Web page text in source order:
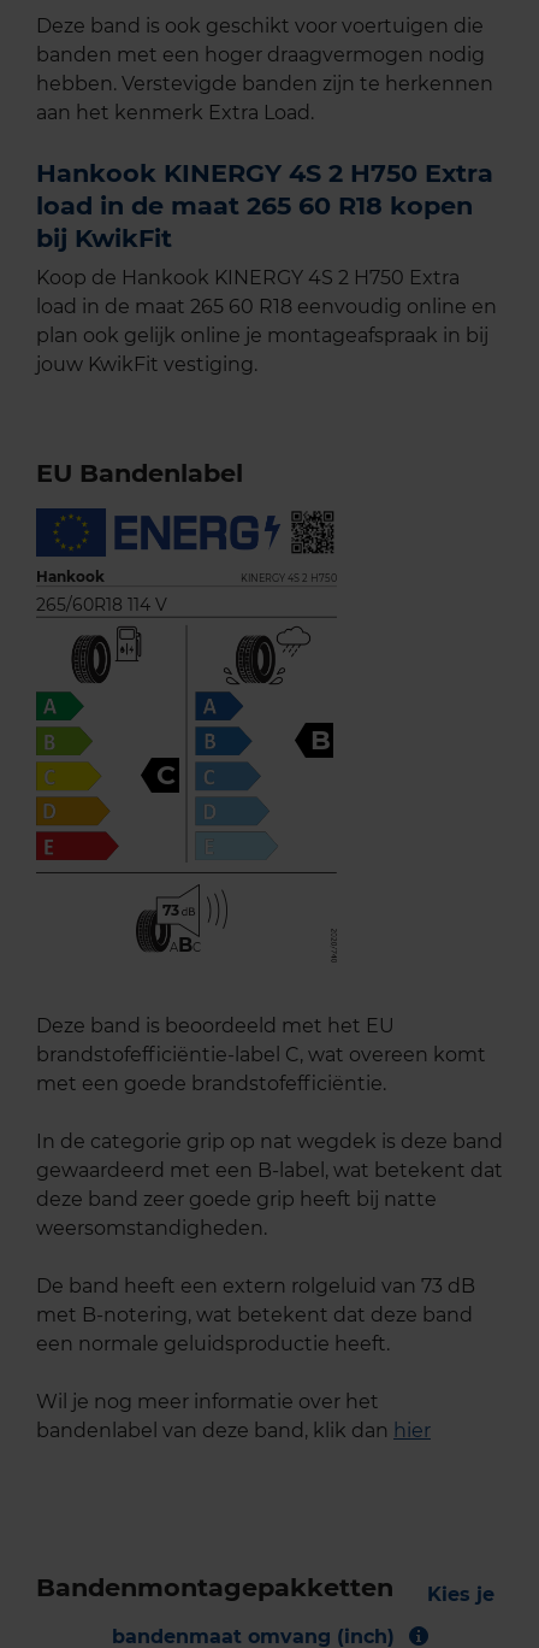
Deze band is ook geschikt voor voertuigen die
banden met een hoger draagvermogen nodig
hebben. Verstevigde banden zijn te herkennen
aan het kenmerk Extra Load.
Hankook KINERGY 4S 2 H750 Extra
load in de maat 265 60 R18 kopen
bij KwikFit
Koop de Hankook KINERGY 4S 2 H750 Extra
load in de maat 265 60 R18 eenvoudig online en
plan ook gelijk online je montageafspraak in bij
jouw KwikFit vestiging.
EU Bandenlabel
Hankook KINERGY 4S 2 H750
265/60R18 114 V
C
B
73
ABC
Deze band is beoordeeld met het EU
brandstofefficiëntie-label C, wat overeen komt
met een goede brandstofefficiëntie.
In de categorie grip op nat wegdek is deze band
gewaardeerd met een B-label, wat betekent dat
deze band zeer goede grip heeft bij natte
weersomstandigheden.
De band heeft een extern rolgeluid van 73 dB
met B-notering, wat betekent dat deze band
een normale geluidsproductie heeft.
Wil je nog meer informatie over het
bandenlabel van deze band, klik dan hier
Bandenmontagepakketten
Kies je
bandenmaat omvang (inch)